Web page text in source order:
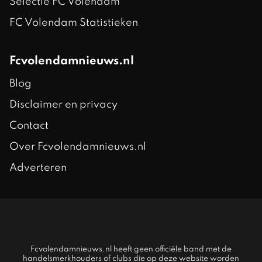
FC Volendam Statistieken
Fcvolendamnieuws.nl
Blog
Disclaimer en privacy
Contact
Over Fcvolendamnieuws.nl
Adverteren
Fcvolendamnieuws.nl heeft geen officiële band met de
handelsmerkhouders of clubs die op deze website worden